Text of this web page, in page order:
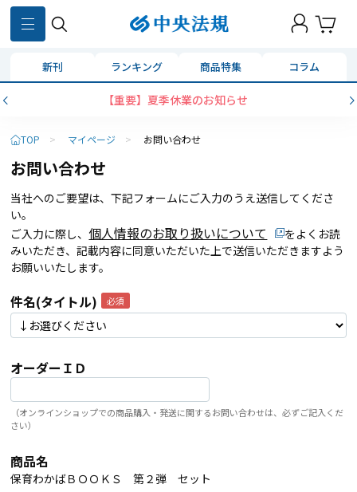
新刊 ランキング 商品特集 コラム
【重要】夏季休業のお知らせ
TOP > マイページ > お問い合わせ
お問い合わせ
当社へのご要望は、下記フォームにご入力のうえ送信してくださ
い。
ご入力に際し、 個人情報のお取り扱いについて
をよくお読
みいただき、記載内容に同意いただいた上で送信いただきますよう
お願いいたします。
件名(タイトル)
オーダーＩＤ
（オンラインショップでの商品購入・発送に関するお問い合わせは、必ずご記入くだ
さい）
商品名
保育わかばＢＯＯＫＳ 第２弾 セット